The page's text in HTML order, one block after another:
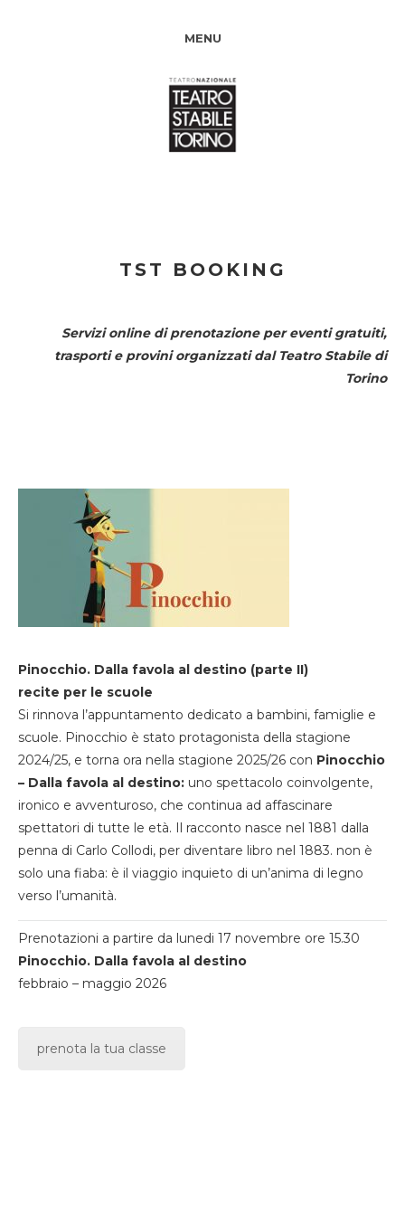
MENU
TST BOOKING
Servizi online di prenotazione per eventi gratuiti,
trasporti e provini organizzati dal Teatro Stabile di
Torino
Pinocchio. Dalla favola al destino (parte II)
recite per le scuole
Si rinnova l’appuntamento dedicato a bambini, famiglie e
scuole. Pinocchio è stato protagonista della stagione
2024/25, e torna ora nella stagione 2025/26 con Pinocchio
– Dalla favola al destino: uno spettacolo coinvolgente,
ironico e avventuroso, che continua ad affascinare
spettatori di tutte le età. Il racconto nasce nel 1881 dalla
penna di Carlo Collodi, per diventare libro nel 1883. non è
solo una fiaba: è il viaggio inquieto di un’anima di legno
verso l’umanità.
Prenotazioni a partire da lunedi 17 novembre ore 15.30
Pinocchio. Dalla favola al destino
febbraio – maggio 2026
prenota la tua classe